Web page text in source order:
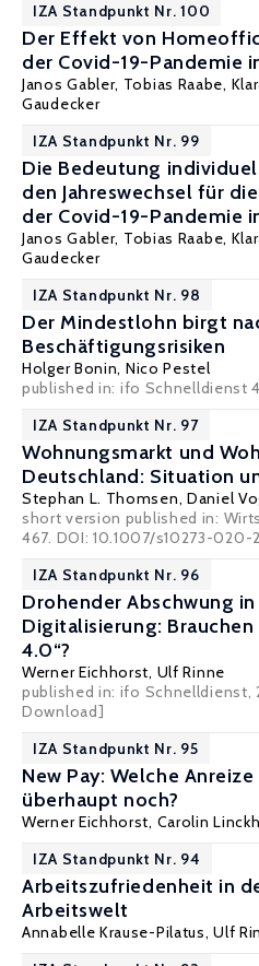
IZA Standpunkt Nr. 100
Der Effekt von
der Covid-19-Pandemie
Janos Gabler, Tobias Raabe,
Gaudecker
IZA Standpunkt Nr. 99
Die Bedeutung
den Jahreswechsel für
der Covid-19-Pandemie
Janos Gabler, Tobias Raabe,
Gaudecker
IZA Standpunkt Nr. 98
Der Mindestlohn birgt
Beschäftigungsrisiken
Holger Bonin, Nico Pestel
published in: ifo Schnelldienst
IZA Standpunkt Nr. 97
Wohnungsmarkt und
Deutschland: Situation
Stephan L. Thomsen,Daniel
short version published in:
467. DOI: 10.1007/s10273-
IZA Standpunkt Nr. 96
Drohender Abschwung
Digitalisierung:
4.0“?
Werner Eichhorst, Ulf Rinne
published in: ifo Schnelldienst,
Download]
IZA Standpunkt Nr. 95
New Pay: Welche
überhaupt noch?
Werner Eichhorst, Carolin Linckh
IZA Standpunkt Nr. 94
Arbeitszufriedenheit in
Arbeitswelt
Annabelle Krause-Pilatus,Ulf